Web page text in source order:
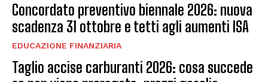
Concordato preventivo biennale 2026: nuova
scadenza 31 ottobre e tetti agli aumenti ISA
EDUCAZIONE FINANZIARIA
Taglio accise carburanti 2026: cosa succede